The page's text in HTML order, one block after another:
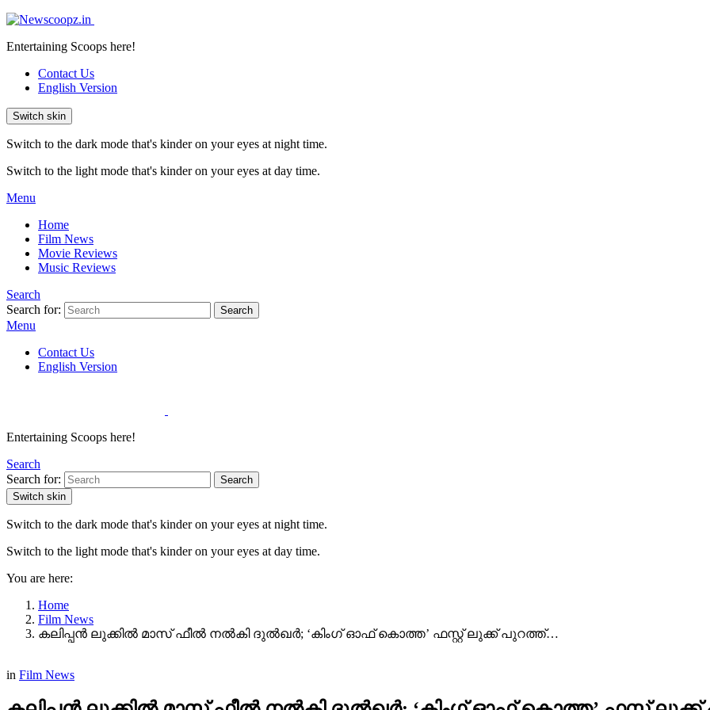
Entertaining Scoops here!
Contact Us
English Version
Switch skin
Switch to the dark mode that's kinder on your eyes at night time.
Switch to the light mode that's kinder on your eyes at day time.
Menu
Home
Film News
Movie Reviews
Music Reviews
Search
Search for:
Search
Menu
Contact Us
English Version
Entertaining Scoops here!
Search
Search for:
Search
Switch skin
Switch to the dark mode that's kinder on your eyes at night time.
Switch to the light mode that's kinder on your eyes at day time.
You are here:
Home
Film News
കലിപ്പൻ ലുക്കിൽ മാസ് ഫീൽ നൽകി ദുൽഖർ; ‘കിംഗ്‌ ഓഫ് കൊത്ത’ ഫസ്റ്റ് ലുക്ക് പുറത്ത്…
in Film News